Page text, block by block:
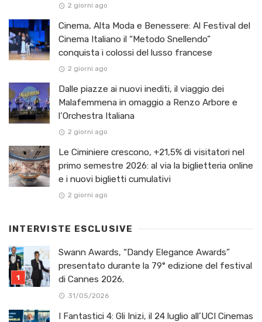
2 giorni ago
Cinema, Alta Moda e Benessere: Al Festival del
Cinema Italiano il “Metodo Snellendo”
conquista i colossi del lusso francese
2 giorni ago
Dalle piazze ai nuovi inediti, il viaggio dei
Malafemmena in omaggio a Renzo Arbore e
l’Orchestra Italiana ​
2 giorni ago
Le Ciminiere crescono, +21,5% di visitatori nel
primo semestre 2026: al via la biglietteria online
e i nuovi biglietti cumulativi
2 giorni ago
INTERVISTE ESCLUSIVE
Swann Awards, “Dandy Elegance Awards”
presentato durante la 79° edizione del festival
di Cannes 2026.
31/05/2026
I Fantastici 4: Gli Inizi, il 24 luglio all’UCI Cinemas